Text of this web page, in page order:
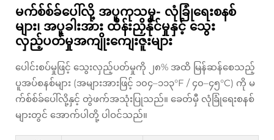
မက်စ်စ်ခ်ပေါ်လို့ အပူကုသမှု- လုံခြုံရေးစနစ်
များ၊ အပူခါးအား ထိန်းညှိနိုင်မှုနှင့် သွေး
လှည့်ပတ်မှုအကျိုးကျေးဇူးများ
ပေါင်းစပ်မှုဖြင့် သွေးလှည့်ပတ်မှုကို ၂၈% အထိ မြန်ဆန်စေသည့်
ပူအပ်စနစ်များ (အများအားဖြင့် ၁၀၄–၁၁၃°F / ၄၀–၄၅°C) ကို မ
က်စ်စ်ခ်ပေါ်လို့နှင့် တွဲဖက်အသုံးပြုသည်။ ခေတ်မှီ လုံခြုံရေးစနစ်
များတွင် အောက်ပါတို့ ပါဝင်သည်။